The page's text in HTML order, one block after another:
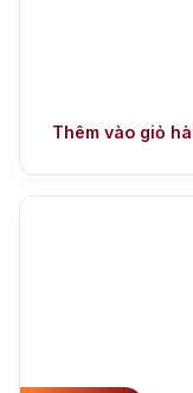
Thêm vào giỏ